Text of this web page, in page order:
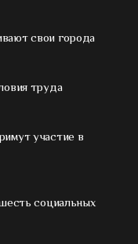
свои города
труда
участие в
социальных